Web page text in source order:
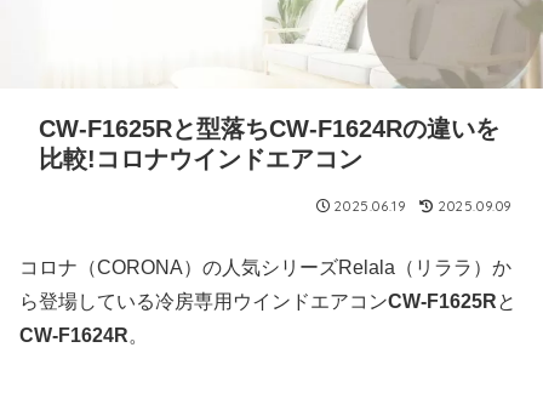
CW-F1625Rと型落ちCW-F1624Rの違いを
比較!コロナウインドエアコン
2025.06.19 2025.09.09
コロナ（CORONA）の人気シリーズRelala（リララ）か
ら登場している冷房専用ウインドエアコンCW-F1625Rと
CW-F1624R。